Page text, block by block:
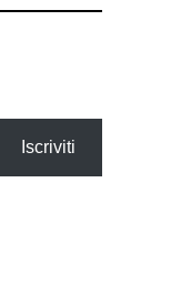
Iscriviti